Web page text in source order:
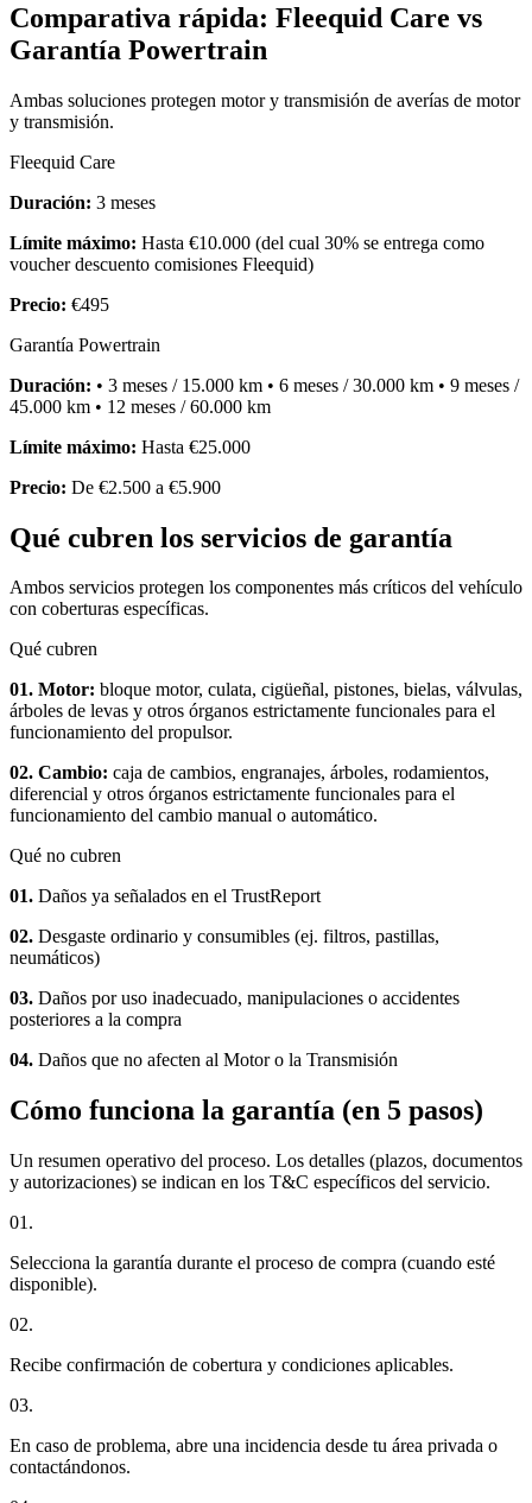
Comparativa rápida: Fleequid Care vs
Garantía Powertrain
Ambas soluciones protegen motor y transmisión de averías de motor
y transmisión.
Fleequid Care
Duración: 3 meses
Límite máximo: Hasta €10.000 (del cual 30% se entrega como
voucher descuento comisiones Fleequid)
Precio: €495
Garantía Powertrain
Duración: • 3 meses / 15.000 km • 6 meses / 30.000 km • 9 meses /
45.000 km • 12 meses / 60.000 km
Límite máximo: Hasta €25.000
Precio: De €2.500 a €5.900
Qué cubren los servicios de garantía
Ambos servicios protegen los componentes más críticos del vehículo
con coberturas específicas.
Qué cubren
01. Motor: bloque motor, culata, cigüeñal, pistones, bielas, válvulas,
árboles de levas y otros órganos estrictamente funcionales para el
funcionamiento del propulsor.
02. Cambio: caja de cambios, engranajes, árboles, rodamientos,
diferencial y otros órganos estrictamente funcionales para el
funcionamiento del cambio manual o automático.
Qué no cubren
01. Daños ya señalados en el TrustReport
02. Desgaste ordinario y consumibles (ej. filtros, pastillas,
neumáticos)
03. Daños por uso inadecuado, manipulaciones o accidentes
posteriores a la compra
04. Daños que no afecten al Motor o la Transmisión
Cómo funciona la garantía (en 5 pasos)
Un resumen operativo del proceso. Los detalles (plazos, documentos
y autorizaciones) se indican en los T&C específicos del servicio.
01.
Selecciona la garantía durante el proceso de compra (cuando esté
disponible).
02.
Recibe confirmación de cobertura y condiciones aplicables.
03.
En caso de problema, abre una incidencia desde tu área privada o
contactándonos.